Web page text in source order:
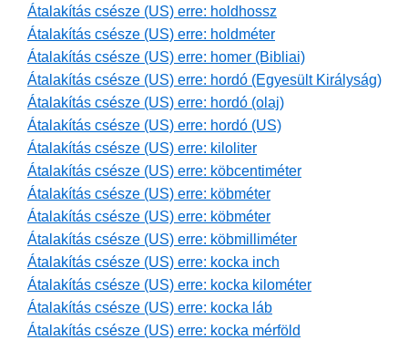
Átalakítás csésze (US) erre: holdhossz
Átalakítás csésze (US) erre: holdméter
Átalakítás csésze (US) erre: homer (Bibliai)
Átalakítás csésze (US) erre: hordó (Egyesült Királyság)
Átalakítás csésze (US) erre: hordó (olaj)
Átalakítás csésze (US) erre: hordó (US)
Átalakítás csésze (US) erre: kiloliter
Átalakítás csésze (US) erre: köbcentiméter
Átalakítás csésze (US) erre: köbméter
Átalakítás csésze (US) erre: köbméter
Átalakítás csésze (US) erre: köbmilliméter
Átalakítás csésze (US) erre: kocka inch
Átalakítás csésze (US) erre: kocka kilométer
Átalakítás csésze (US) erre: kocka láb
Átalakítás csésze (US) erre: kocka mérföld